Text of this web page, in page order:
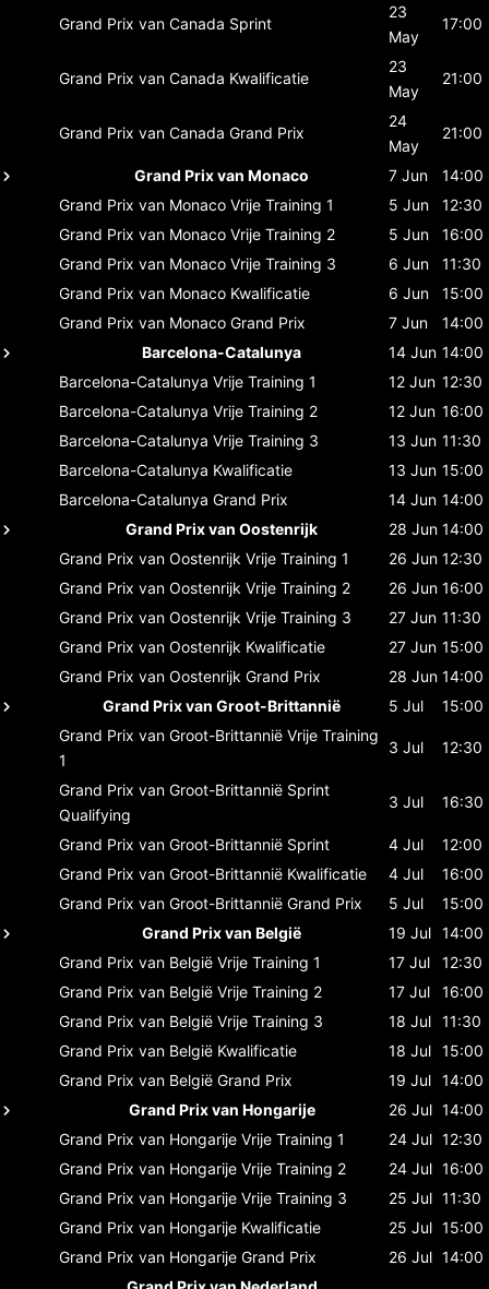
Grand Prix van Canada Sprint
23
May
17:00
Grand Prix van Canada Kwalificatie
23
May
21:00
Grand Prix van Canada Grand Prix
24
May
21:00
Grand Prix van Monaco 7 Jun
14:00
Grand Prix van Monaco Vrije Training 1 5 Jun
12:30
Grand Prix van Monaco Vrije Training 2 5 Jun
16:00
Grand Prix van Monaco Vrije Training 3 6 Jun
11:30
Grand Prix van Monaco Kwalificatie 6 Jun
15:00
Grand Prix van Monaco Grand Prix 7 Jun
14:00
Barcelona-Catalunya
14 Jun 14:00
Barcelona-Catalunya Vrije Training 1 12 Jun 12:30
Barcelona-Catalunya Vrije Training 2 12 Jun 16:00
Barcelona-Catalunya Vrije Training 3 13 Jun 11:30
Barcelona-Catalunya Kwalificatie 13 Jun 15:00
Barcelona-Catalunya Grand Prix 14 Jun 14:00
Grand Prix van Oostenrijk
28 Jun 14:00
Grand Prix van Oostenrijk Vrije Training 1 26 Jun 12:30
Grand Prix van Oostenrijk Vrije Training 2 26 Jun 16:00
Grand Prix van Oostenrijk Vrije Training 3 27 Jun 11:30
Grand Prix van Oostenrijk Kwalificatie 27 Jun 15:00
Grand Prix van Oostenrijk Grand Prix 28 Jun 14:00
Grand Prix van Groot-Brittannië
5 Jul
15:00
Grand Prix van Groot-Brittannië Vrije Training
1
3 Jul 12:30
Grand Prix van Groot-Brittannië Sprint
Qualifying
3 Jul 16:30
Grand Prix van Groot-Brittannië Sprint 4 Jul
12:00
Grand Prix van Groot-Brittannië Kwalificatie 4 Jul
16:00
Grand Prix van Groot-Brittannië Grand Prix 5 Jul
15:00
Grand Prix van België
19 Jul 14:00
Grand Prix van België Vrije Training 1 17 Jul
12:30
Grand Prix van België Vrije Training 2 17 Jul
16:00
Grand Prix van België Vrije Training 3 18 Jul 11:30
Grand Prix van België Kwalificatie 18 Jul 15:00
Grand Prix van België Grand Prix 19 Jul 14:00
Grand Prix van Hongarije
26 Jul 14:00
Grand Prix van Hongarije Vrije Training 1 24 Jul 12:30
Grand Prix van Hongarije Vrije Training 2 24 Jul 16:00
Grand Prix van Hongarije Vrije Training 3 25 Jul 11:30
Grand Prix van Hongarije Kwalificatie 25 Jul 15:00
Grand Prix van Hongarije Grand Prix 26 Jul 14:00